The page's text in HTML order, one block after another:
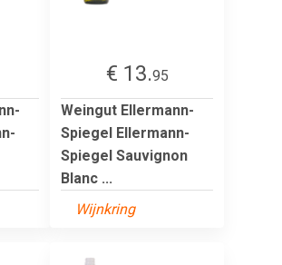
€ 13.95
Weingut Ellermann-
Spiegel Ellermann-
Spiegel Sauvignon
Blanc ...
Wijnkring